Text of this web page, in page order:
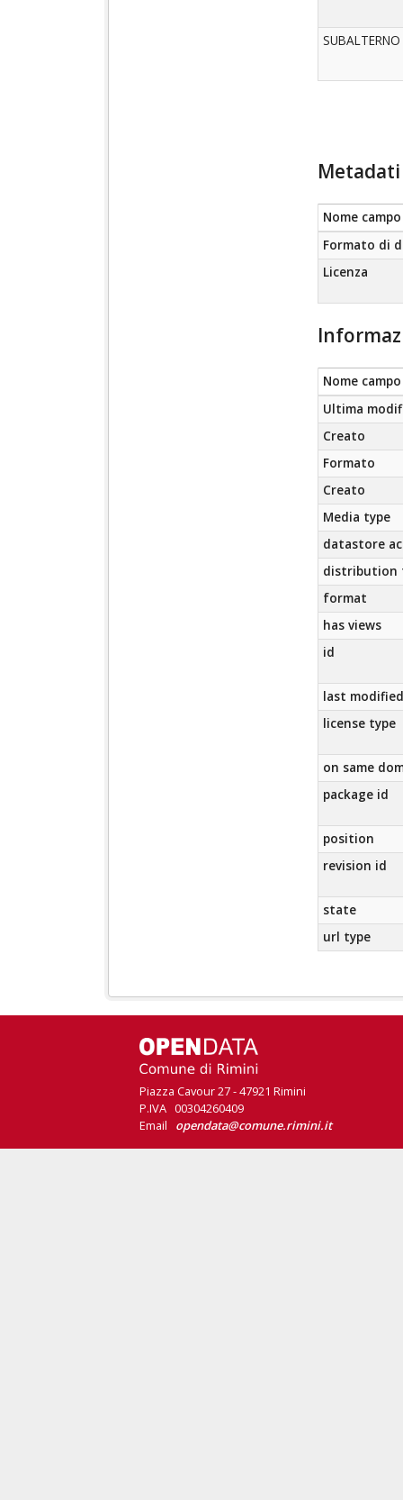
SUBALTERNO
Nome campo
Formato di
Licenza
Nome campo
Ultima
Creato
Formato
Creato
Media type
datastore
distribution
format
has views
id
last modified
license type
on same
package id
position
revision id
state
url type
Piazza Cavour 27 - 47921 Rimini
P.IVA 00304260409
Email opendata@comune.rimini.it